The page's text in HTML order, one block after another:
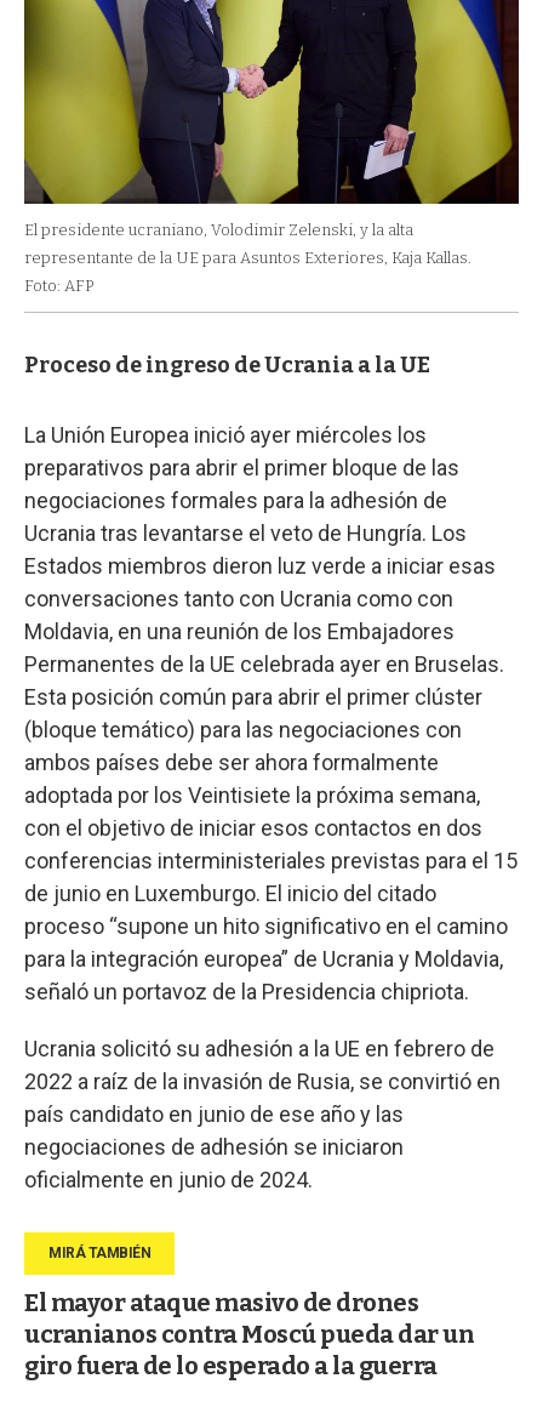
El presidente ucraniano, Volodimir Zelenski, y la alta
representante de la UE para Asuntos Exteriores, Kaja Kallas.
Foto: AFP
Proceso de ingreso de Ucrania a la UE
La Unión Europea inició ayer miércoles los
preparativos para abrir el primer bloque de las
negociaciones formales para la adhesión de
Ucrania tras levantarse el veto de Hungría. Los
Estados miembros dieron luz verde a iniciar esas
conversaciones tanto con Ucrania como con
Moldavia, en una reunión de los Embajadores
Permanentes de la UE celebrada ayer en Bruselas.
Esta posición común para abrir el primer clúster
(bloque temático) para las negociaciones con
ambos países debe ser ahora formalmente
adoptada por los Veintisiete la próxima semana,
con el objetivo de iniciar esos contactos en dos
conferencias interministeriales previstas para el 15
de junio en Luxemburgo. El inicio del citado
proceso “supone un hito significativo en el camino
para la integración europea” de Ucrania y Moldavia,
señaló un portavoz de la Presidencia chipriota.
Ucrania solicitó su adhesión a la UE en febrero de
2022 a raíz de la invasión de Rusia, se convirtió en
país candidato en junio de ese año y las
negociaciones de adhesión se iniciaron
oficialmente en junio de 2024.
El mayor ataque masivo de drones
ucranianos contra Moscú pueda dar un
giro fuera de lo esperado a la guerra